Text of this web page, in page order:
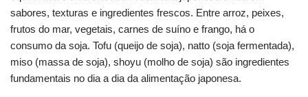
sabores, texturas e ingredientes frescos. Entre arroz, peixes,
frutos do mar, vegetais, carnes de suíno e frango, há o
consumo da soja. Tofu (queijo de soja), natto (soja fermentada),
miso (massa de soja), shoyu (molho de soja) são ingredientes
fundamentais no dia a dia da alimentação japonesa.